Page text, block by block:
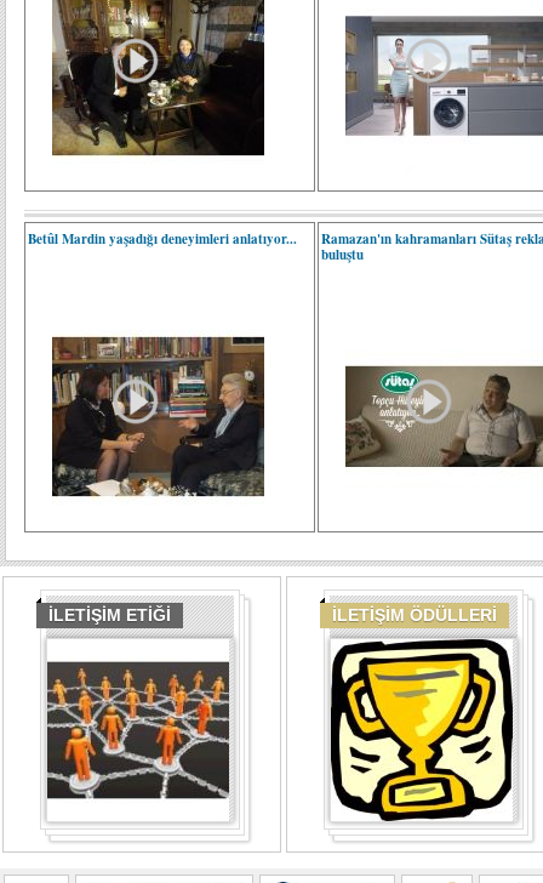
Betûl Mardin yaşadığı deneyimleri anlatıyor...
Ramazan'ın kahramanları Sütaş
buluştu
İLETİŞİM ETİĞİ İLETİŞİM ÖDÜLLERİ